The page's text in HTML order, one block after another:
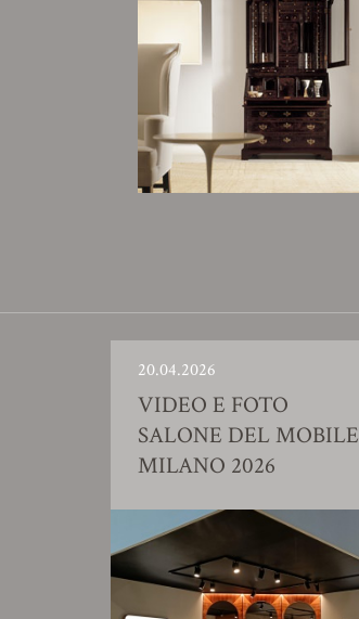
20.04.2026
VIDEO E FOTO
SALONE DEL MOBILE
MILANO 2026